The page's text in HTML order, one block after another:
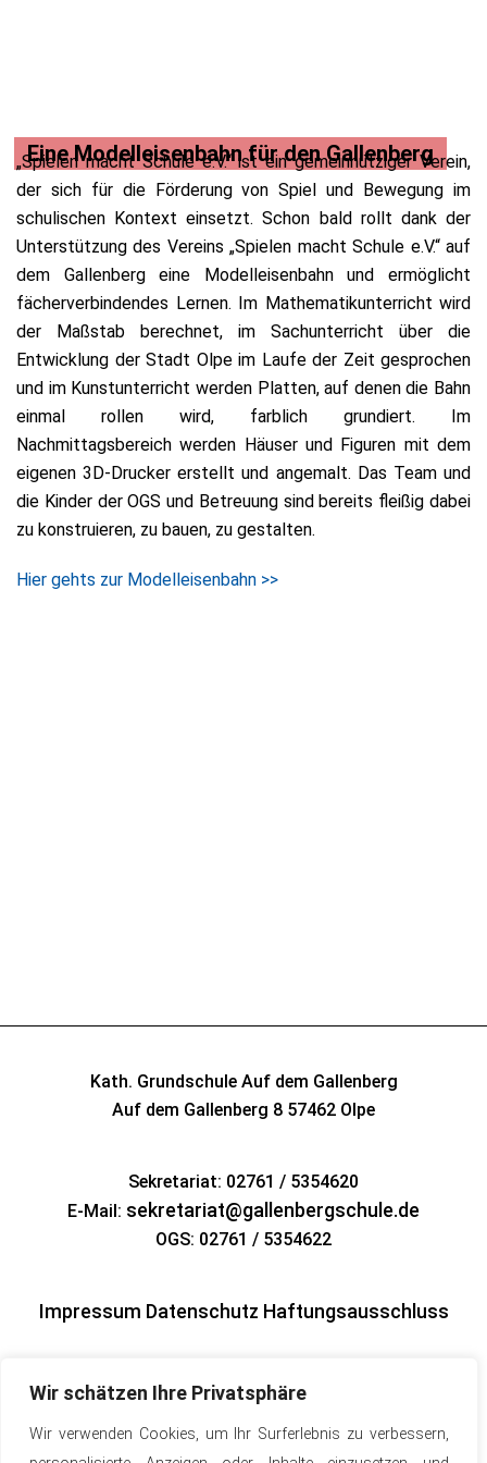
Wir schätzen Ihre Privatsphäre
Wir verwenden Cookies, um Ihr Surferlebnis zu verbessern,
Eine Modelleisenbahn für den Gallenberg
„Spielen macht Schule e.V.“ ist ein gemeinnütziger Verein,
der sich für die Förderung von Spiel und Bewegung im
schulischen Kontext einsetzt.Schon bald rollt dank der
Unterstützung des Vereins „Spielen macht Schule e.V.“ auf
dem Gallenberg eine Modelleisenbahn und ermöglicht
fächerverbindendes Lernen. Im Mathematikunterricht wird
der Maßstab berechnet, im Sachunterricht über die
Entwicklung der Stadt Olpe im Laufe der Zeit gesprochen
und im Kunstunterricht werden Platten, auf denen die Bahn
einmal rollen wird, farblich grundiert. Im
Nachmittagsbereich werden Häuser und Figuren mit dem
eigenen 3D-Drucker erstellt und angemalt. Das Team und
die Kinder der OGS und Betreuung sind bereits fleißig dabei
zu konstruieren, zu bauen, zu gestalten.
Hier gehts zur Modelleisenbahn >>
Kath. Grundschule Auf dem Gallenberg
Auf dem Gallenberg 8 57462 Olpe
Sekretariat: 02761 / 5354620
E-Mail: sekretariat@gallenbergschule.de
OGS: 02761 / 5354622
Impressum Datenschutz Haftungsausschluss